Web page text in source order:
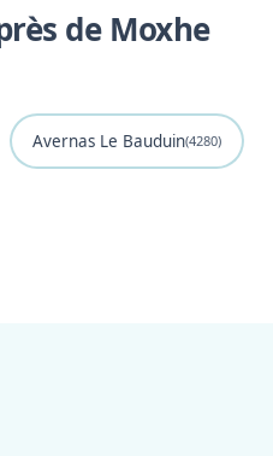
de Moxhe
Avernas Le Bauduin(4280)